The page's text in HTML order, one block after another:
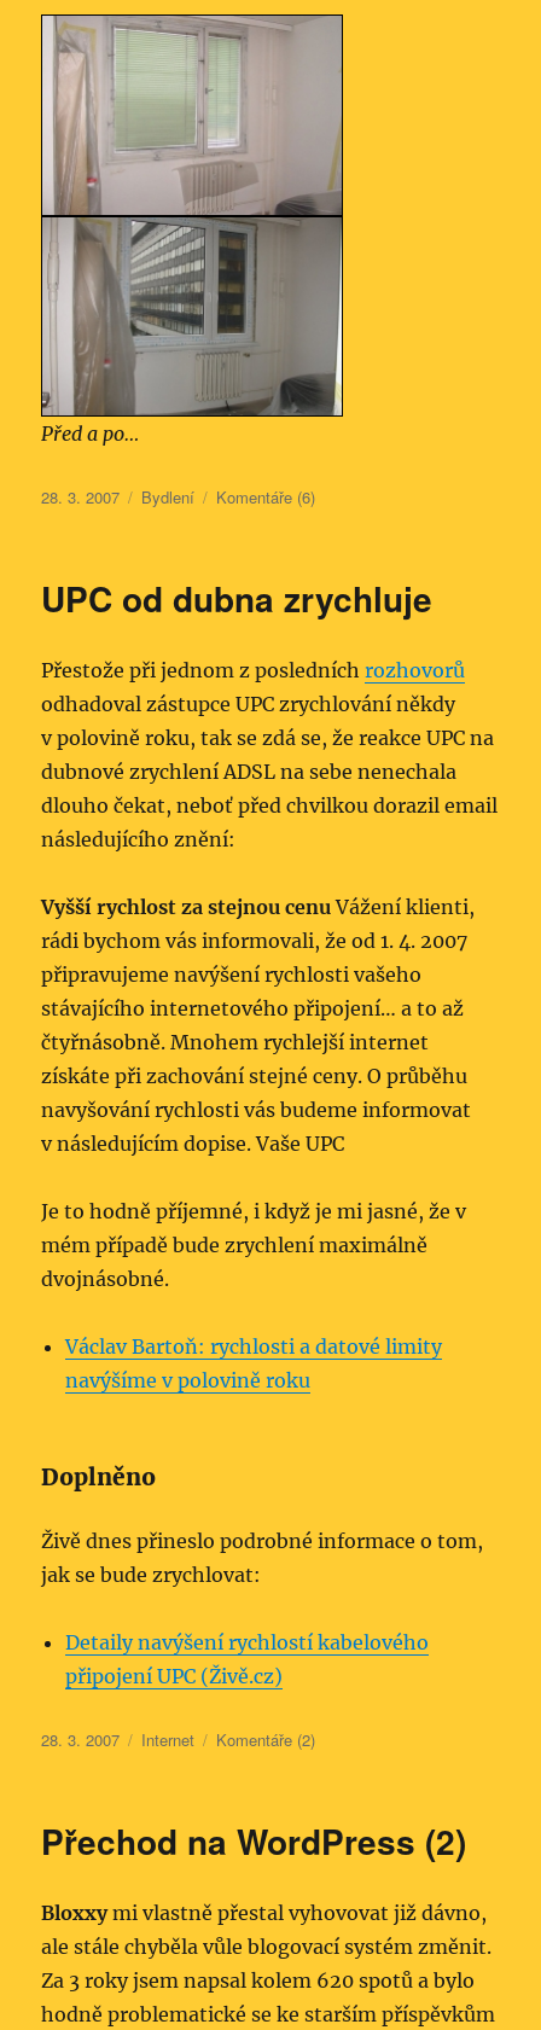
Před a po…
Publikováno:
28. 3. 2007 Rubriky:
Bydlení Komentáře (6)
UPC od dubna zrychluje
Přestože při jednom z posledníchrozhovorů
odhadoval zástupce UPC zrychlování někdy
v polovině roku, tak se zdá se, že reakce UPC na
dubnové zrychlení ADSL na sebe nenechala
dlouho čekat, neboť před chvilkou dorazil email
následujícího zně­ní:
Vyšší rychlost za stejnou cenuVážení klienti,
rádi bychom vás informovali, že od 1. 4. 2007
připravujeme navýšení rychlosti vašeho
stávajícího internetového připojení… a to až
čtyřnásobně. Mnohem rychlejší internet
získáte při zachování stejné ceny. O průběhu
navyšování rychlosti vás budeme informovat
v následujícím dopise. Vaše UPC
Je to hodně příjemné, i když je mi jasné, že v
mém případě bude zrychlení maximálně
dvojnásobné.
Václav Bartoň: rychlosti a datové limity
navýšíme v polovině roku
Doplněno
Živě dnes přineslo podrobné informace o tom,
jak se bude zrychlovat:
Detaily navýšení rychlostí kabelového
připojení UPC (Živě.cz)
Publikováno:
28. 3. 2007 Rubriky:
Internet Komentáře (2)
Přechod na WordPress (2)
Bloxxymi vlastně přestal vyhovovat již dávno,
ale stále chyběla vůle blogovací systém změnit.
Za 3 roky jsem napsal kolem 620 spotů a bylo
hodně problematické se ke starším příspěvkům